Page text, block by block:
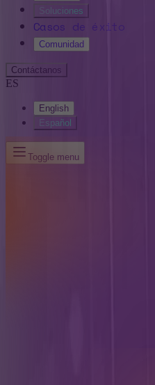
Soluciones
Casos de éxito
Comunidad
Contáctanos
ES
English
Español
Toggle menu